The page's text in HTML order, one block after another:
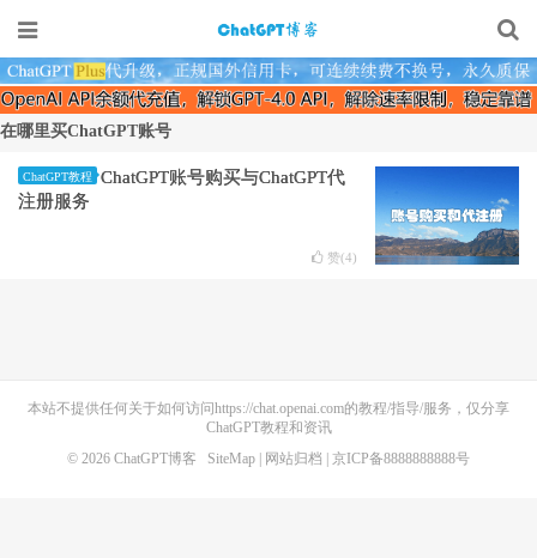
在哪里买ChatGPT账号
ChatGPT教程
ChatGPT账号购买与ChatGPT代
注册服务
赞(4)
本站不提供任何关于如何访问https://chat.openai.com的教程/指导/服务，仅分享
ChatGPT教程和资讯
© 2026 ChatGPT博客 SiteMap | 网站归档 | 京ICP备8888888888号